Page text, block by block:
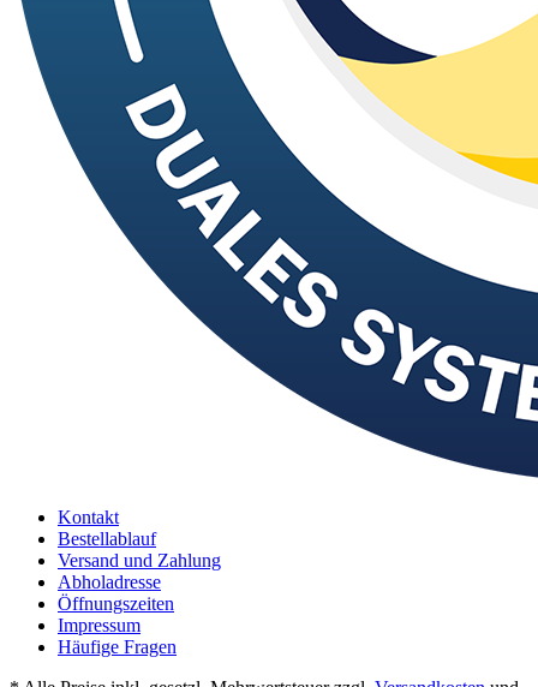
Kontakt
Bestellablauf
Versand und Zahlung
Abholadresse
Öffnungszeiten
Impressum
Häufige Fragen